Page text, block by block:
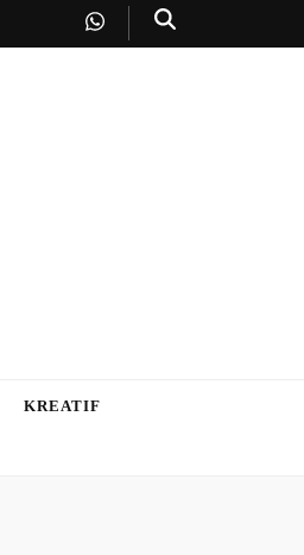
KREATIF